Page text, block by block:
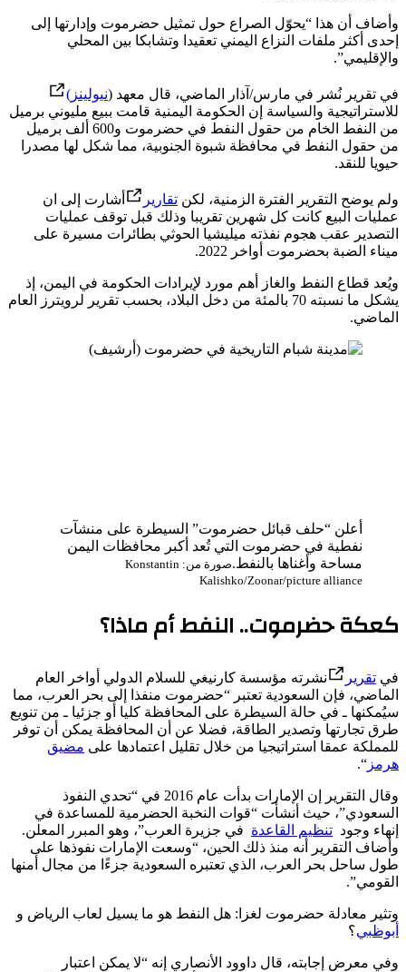
وأضاف أن هذا “يحوّل الصراع حول تمثيل حضرموت وإدارتها إلى
إحدى أكثر ملفات النزاع اليمني تعقيدا وتشابكا بين المحلي
والإقليمي”.
في تقرير نُشر في مارس/آذار الماضي، قال معهد (نيولينز)
للاستراتيجية والسياسة إن الحكومة اليمنية قامت ببيع مليوني برميل
من النفط الخام من حقول النفط في حضرموت و600 ألف برميل
من حقول النفط في محافظة شبوة الجنوبية، مما شكل لها مصدرا
حيويا للنقد.
ولم يوضح التقرير الفترة الزمنية، لكن تقارير
أشارت إلى ان
عمليات البيع كانت كل شهرين تقريبا وذلك قبل توقف عمليات
التصدير عقب هجوم نفذته ميليشيا الحوثي بطائرات مسيرة على
ميناء الضبة بحضرموت أواخر 2022.
ويُعد قطاع النفط والغاز أهم مورد لإيرادات الحكومة في اليمن، إذ
يشكل ما نسبته 70 بالمئة من دخل البلاد، بحسب تقرير لرويترز العام
الماضي.
أعلن “حلف قبائل حضرموت” السيطرة على منشآت
نفطية في حضرموت التي تُعد أكبر محافظات اليمن
مساحة وأغناها بالنفط.
صورة من: Konstantin
Kalishko/Zoonar/picture alliance
كعكة حضرموت.. النفط أم ماذا؟
في تقرير
نشرته مؤسسة كارنيغي للسلام الدولي أواخر العام
الماضي، فإن السعودية تعتبر “حضرموت منفذا إلى بحر العرب، مما
سيُمكنها ـ في حالة السيطرة على المحافظة كليا أو جزئيا ـ من تنويع
طرق تجارتها وتصدير الطاقة، فضلا عن أن المحافظة يمكن أن توفر
للمملكة عمقا استراتيجيا من خلال تقليل اعتمادها على مضيق
هرمز “.
وقال التقرير إن الإمارات بدأت عام 2016 في “تحدي النفوذ
السعودي”، حيث أنشأت “قوات النخبة الحضرمية للمساعدة في
إنهاء وجود تنظيم القاعدة في جزيرة العرب”، وهو المبرر المعلن.
وأضاف التقرير أنه منذ ذلك الحين، “وسعت الإمارات نفوذها على
طول ساحل بحر العرب، الذي تعتبره السعودية جزءًا من مجال أمنها
القومي”.
وتثير معادلة حضرموت لغزا: هل النفط هو ما يسيل لعاب الرياض و
أبوظبي؟
وفي معرض إجابته، قال داوود الأنصاري إنه “لا يمكن اعتبار